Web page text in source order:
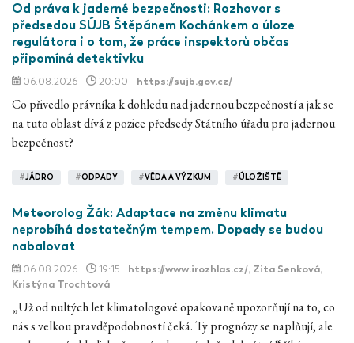
Od práva k jaderné bezpečnosti: Rozhovor s
předsedou SÚJB Štěpánem Kochánkem o úloze
regulátora i o tom, že práce inspektorů občas
připomíná detektivku
06.08.2026 20:00 https://sujb.gov.cz/
Co přivedlo právníka k dohledu nad jadernou bezpečností a jak se
na tuto oblast dívá z pozice předsedy Státního úřadu pro jadernou
bezpečnost?
#JÁDRO #ODPADY #VĚDA A VÝZKUM #ÚLOŽIŠTĚ
Meteorolog Žák: Adaptace na změnu klimatu
neprobíhá dostatečným tempem. Dopady se budou
nabalovat
06.08.2026 19:15 https://www.irozhlas.cz/, Zita Senková,
Kristýna Trochtová
„Už od nultých let klimatologové opakovaně upozorňují na to, co
nás s velkou pravděpodobností čeká. Ty prognózy se naplňují, ale